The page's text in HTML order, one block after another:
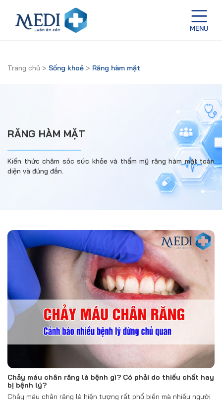
Trang chủ > Sống khoẻ > Răng hàm mặt
RĂNG HÀM MẶT
Kiến thức chăm sóc sức khỏe và thẩm mỹ răng hàm mặt toàn
diện và đúng đắn.
Chảy máu chân răng là bệnh gì? Có phải do thiếu chất hay
bị bệnh lý?
Chảy máu chân răng là hiện tượng rất phổ biến mà nhiều người